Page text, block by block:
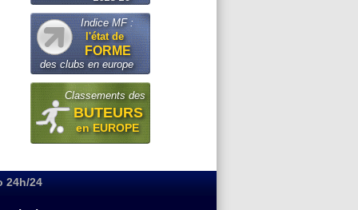
Indice MF :
l'état de
FORME
des clubs en europe
Classements des
BUTEURS
en EUROPE
24h/24